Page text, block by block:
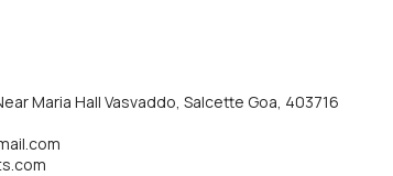
Maria Hall Vasvaddo, Salcette Goa, 403716